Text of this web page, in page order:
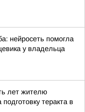
нейросеть помогла
у владельца
лет жителю
теракта в